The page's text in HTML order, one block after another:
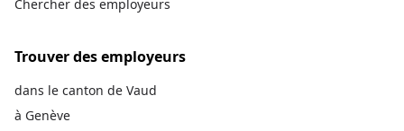
Chercher des employeurs
Trouver des employeurs
dans le canton de Vaud
à Genève